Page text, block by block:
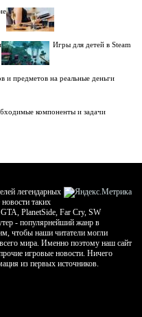
Игры для детей в Steam
и предметов на реальные деньги
компоненты и задачи
легендарных
таких
PlanetSide, Far Cry, SW
- популярнейший жанр в
чтобы наши читатели могли
мира. Именно поэтому наш сайт
игровые новости. Ничего
из первых источников.